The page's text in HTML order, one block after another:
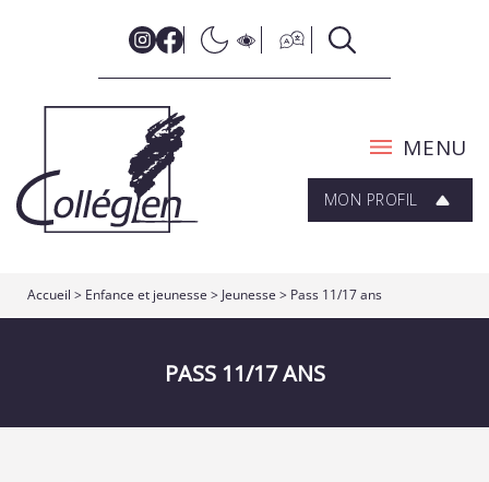
MENU
MON PROFIL
Accueil > Enfance et jeunesse > Jeunesse > Pass 11/17 ans
PASS 11/17 ANS